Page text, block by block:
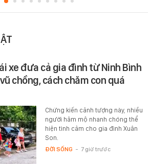
xe đưa cả gia đình từ Ninh Bình
chồng, cách chăm con quá
Chứng kiến cảnh tượng này, nhiều
người hâm mộ nhanh chóng thể
hiện tình cảm cho gia đình Xuân
Son.
ĐỜI SỐNG - 7 giờ trước